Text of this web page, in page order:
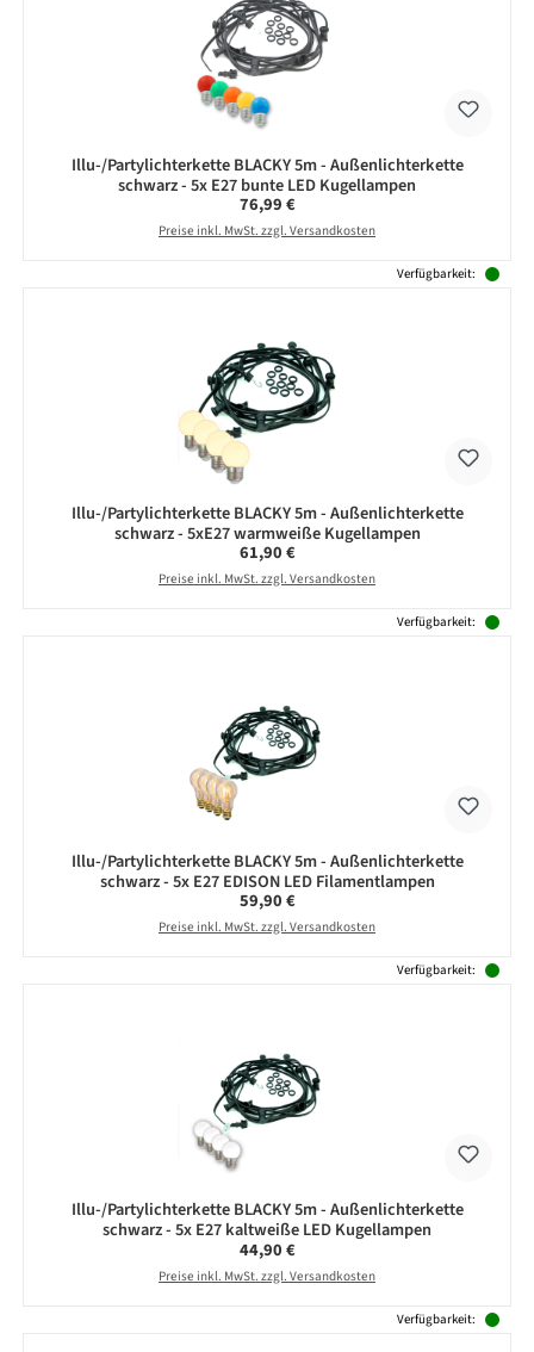
Illu-/Partylichterkette BLACKY 5m - Außenlichterkette
schwarz - 5x E27 bunte LED Kugellampen
Regulärer Preis:
76,99 €
Preise inkl. MwSt. zzgl. Versandkosten
Verfügbarkeit:
Illu-/Partylichterkette BLACKY 5m - Außenlichterkette
schwarz - 5xE27 warmweiße Kugellampen
Regulärer Preis:
61,90 €
Preise inkl. MwSt. zzgl. Versandkosten
Verfügbarkeit:
Illu-/Partylichterkette BLACKY 5m - Außenlichterkette
schwarz - 5x E27 EDISON LED Filamentlampen
Regulärer Preis:
59,90 €
Preise inkl. MwSt. zzgl. Versandkosten
Verfügbarkeit:
Illu-/Partylichterkette BLACKY 5m - Außenlichterkette
schwarz - 5x E27 kaltweiße LED Kugellampen
Regulärer Preis:
44,90 €
Preise inkl. MwSt. zzgl. Versandkosten
Verfügbarkeit: